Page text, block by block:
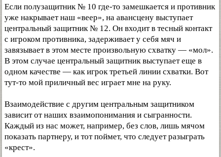
Если полузащитник № 10 где-то замешкается и противник
уже накрывает наш «веер», на авансцену выступает
центральный защитник № 12. Он входит в тесный контакт
с игроком противника, задерживает у себя мяч и
завязывает в этом месте произвольную схватку — «мол».
В этом случае центральный защитник выступает еще в
одном качестве — как игрок третьей линии схватки. Вот
тут-то мой приличный вес играет мне на руку.
Взаимодействие с другим центральным защитником
зависит от наших взаимопонимания и сыгранности.
Каждый из нас может, например, без слов, лишь мячом
показать партнеру, и тот поймет, что следует разыграть
«крест».